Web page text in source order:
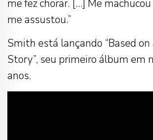
me fez chorar. […] Me
me assustou.”
Smith está lançando “Based on
Story”, seu primeiro álbum em
anos.